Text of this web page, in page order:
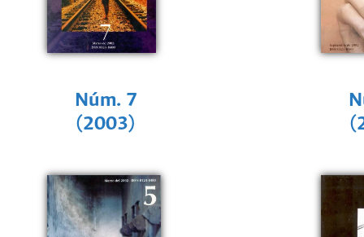
Núm. 7
(2003)